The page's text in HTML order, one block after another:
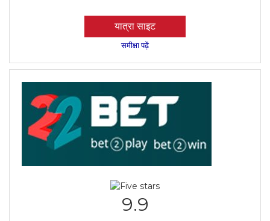
यात्रा साइट
समीक्षा पढ़ें
9.9